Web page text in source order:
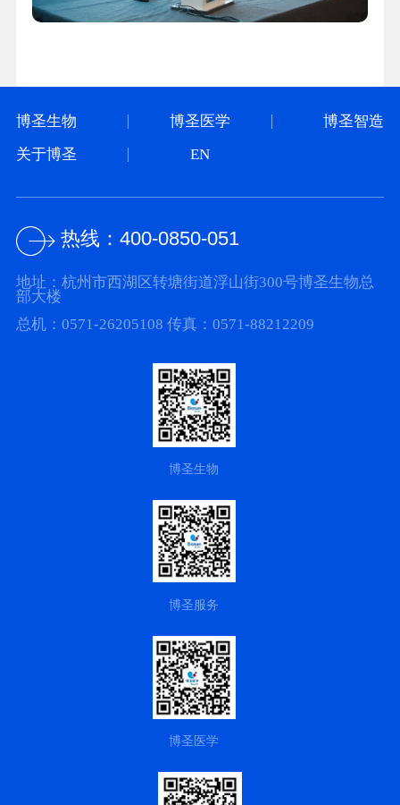
博圣生物 博圣医学
博圣智造
关于博圣
EN
热线： 400-0850-051
地址：杭州市西湖区转塘街道浮山街300号博圣生物总
部大楼
总机：0571-26205108 传真：0571-88212209
博圣生物
博圣服务
博圣医学
网站制作由杭州蒙特提